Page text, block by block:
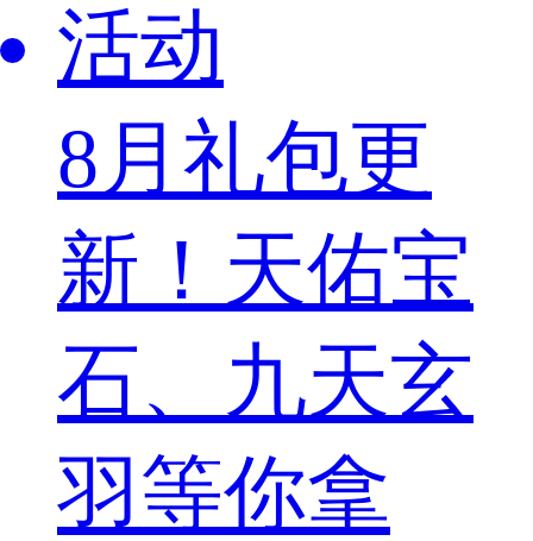
活动
8月礼包更
新！天佑宝
石、九天玄
羽等你拿